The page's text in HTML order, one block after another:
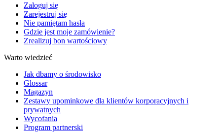
Zaloguj się
Zarejestruj się
Nie pamiętam hasła
Gdzie jest moje zamówienie?
Zrealizuj bon wartościowy
Warto wiedzieć
Jak dbamy o środowisko
Glossar
Magazyn
Zestawy upominkowe dla klientów korporacyjnych i
prywatnych
Wycofania
Program partnerski